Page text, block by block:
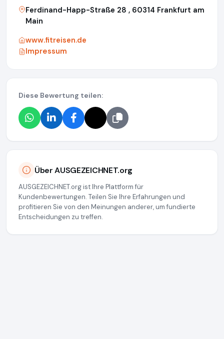
Ferdinand-Happ-Straße 28 , 60314 Frankfurt am
Main
www.fitreisen.de
Impressum
Diese Bewertung teilen:
Über AUSGEZEICHNET.org
AUSGEZEICHNET.org ist Ihre Plattform für
Kundenbewertungen. Teilen Sie Ihre Erfahrungen und
profitieren Sie von den Meinungen anderer, um fundierte
Entscheidungen zu treffen.